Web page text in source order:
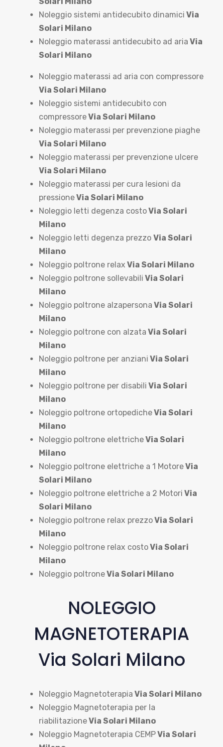
Noleggio sistemi antidecubito dinamici Via
Solari Milano
Noleggio materassi antidecubito ad aria Via
Solari Milano
Noleggio materassi ad aria con compressore
Via Solari Milano
Noleggio sistemi antidecubito con
compressoreVia Solari Milano
Noleggio materassi per prevenzione piaghe
Via Solari Milano
Noleggio materassi per prevenzione ulcere
Via Solari Milano
Noleggio materassi per cura lesioni da
pressioneVia Solari Milano
Noleggio letti degenza costoVia Solari
Milano
Noleggio letti degenza prezzo Via Solari
Milano
Noleggio poltrone relax Via Solari Milano
Noleggio poltrone sollevabili Via Solari
Milano
Noleggio poltrone alzapersona Via Solari
Milano
Noleggio poltrone con alzata Via Solari
Milano
Noleggio poltrone per anziani Via Solari
Milano
Noleggio poltrone per disabili Via Solari
Milano
Noleggio poltrone ortopedicheVia Solari
Milano
Noleggio poltrone elettricheVia Solari
Milano
Noleggio poltrone elettriche a 1 MotoreVia
Solari Milano
Noleggio poltrone elettriche a 2 Motori Via
Solari Milano
Noleggio poltrone relax prezzoVia Solari
Milano
Noleggio poltrone relax costoVia Solari
Milano
Noleggio poltroneVia Solari Milano
NOLEGGIO
MAGNETOTERAPIA
Via Solari Milano
Noleggio Magnetoterapia Via Solari Milano
Noleggio Magnetoterapia per la
riabilitazioneVia Solari Milano
Noleggio Magnetoterapia CEMPVia Solari